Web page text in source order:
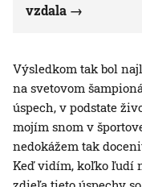
vzdala
Výsledkom tak bol
na svetovom
úspech, v podstate
mojím snom v
nedokážem tak
Keď vidím, koľko ľudí